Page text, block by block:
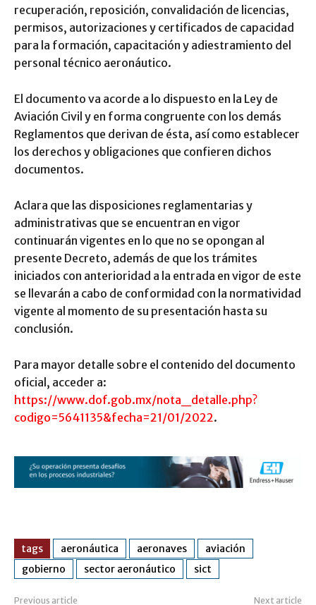
recuperación, reposición, convalidación de licencias,
permisos, autorizaciones y certificados de capacidad
para la formación, capacitación y adiestramiento del
personal técnico aeronáutico.
El documento va acorde a lo dispuesto en la Ley de
Aviación Civil y en forma congruente con los demás
Reglamentos que derivan de ésta, así como establecer
los derechos y obligaciones que confieren dichos
documentos.
Aclara que las disposiciones reglamentarias y
administrativas que se encuentran en vigor
continuarán vigentes en lo que no se opongan al
presente Decreto, además de que los trámites
iniciados con anterioridad a la entrada en vigor de este
se llevarán a cabo de conformidad con la normatividad
vigente al momento de su presentación hasta su
conclusión.
Para mayor detalle sobre el contenido del documento
oficial, acceder a:
https://www.dof.gob.mx/nota_detalle.php?
codigo=5641135&fecha=21/01/2022.
tags aeronáutica aeronaves
aviación
gobierno
sector aeronáutico sict
Previous article Next article